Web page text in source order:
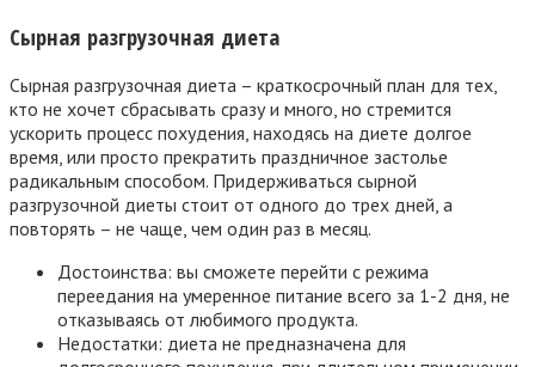
Сырная разгрузочная диета
Сырная разгрузочная диета – краткосрочный план для тех,
кто не хочет сбрасывать сразу и много, но стремится
ускорить процесс похудения, находясь на диете долгое
время, или просто прекратить праздничное застолье
радикальным способом. Придерживаться сырной
разгрузочной диеты стоит от одного до трех дней, а
повторять – не чаще, чем один раз в месяц.
Достоинства: вы сможете перейти с режима
переедания на умеренное питание всего за 1-2 дня, не
отказываясь от любимого продукта.
Недостатки: диета не предназначена для